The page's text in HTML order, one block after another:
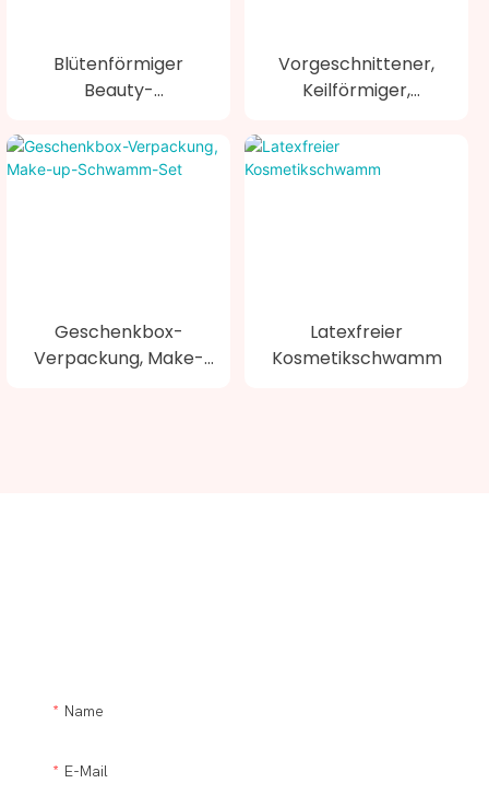
Blütenförmiger
Beauty-
Latexfrei, SPS1005
Vorgeschnittener,
Keilförmiger,
Make-Up-Schwamm
Geschenkbox-
Verpackung, Make-
Latexfreier
Kosmetikschwamm
Name
E-Mail